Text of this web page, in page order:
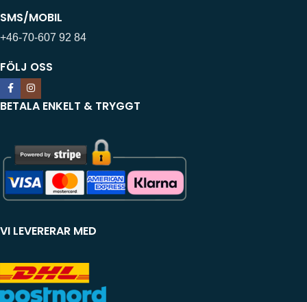
SMS/MOBIL
+46-70-607 92 84
FÖLJ OSS
BETALA ENKELT & TRYGGT
VI LEVERERAR MED